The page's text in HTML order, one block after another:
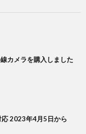
カメラを購入しました
2023年4月5日から